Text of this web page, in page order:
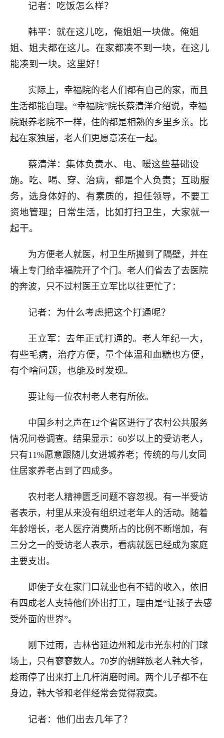
记者：吃饭怎么样？
韩平：就在这儿吃，俺姐姐一块做。俺姐
姐、姐夫都在这儿。在家都凑不到一块，在这儿
能凑到一块。这里好！
实际上，幸福院的老人们都有自己的家，而且
生活都能自理。“幸福院”院长蔡清洋介绍说，幸福
院跟养老院不一样，住的都是相熟的乡里乡亲。比
起在家独居，老人们更愿意凑在一起。
蔡清洋：集体负责水、电、暖这些基础设
施。吃、喝、穿、治病，都是个人负责；互助服
务，选身体好的、有素质的，担任领导，不要工
资地管理；日常生活，比如打扫卫生，大家就一
起干。
为方便老人就医，村卫生所搬到了隔壁，并在
墙上专门给幸福院开了个门。老人们省去了去医院
的奔波，只不过村医王立军比以往更忙了：
记者：为什么考虑把这个打通呢？
王立军：去年正式打通的。老人年纪一大，
有些毛病，治疗方便，量个体温和血糖也方便，
有个啥问题，也能及时发现。
要让每一位农村老人老有所依。
中国乡村之声在12个省区进行了农村公共服务
情况问卷调查。结果显示：60岁以上的受访老人，
只有11%愿意跟随儿女进城养老；传统的与儿女同
住居家养老占到了四成多。
农村老人精神匮乏问题不容忽视。有一半受访
者表示，村里从来没有组织过老年人的活动。随着
年龄增长，老人医疗消费所占的比例不断增加，有
三分之一的受访老人表示，看病就医已经成为家庭
主要支出。
即使子女在家门口就业也有不错的收入，依旧
有四成老人支持他们外出打工，理由是“让孩子去感
受外面的世界”。
刚下过雨，吉林省延边州和龙市光东村的门球
场上，只有寥寥数人。70岁的朝鲜族老人韩大爷，
趁雨停了出来打上几杆消磨时间。两个儿子都不在
身边，韩大爷和老伴经常会觉得寂寞。
记者：他们出去几年了？